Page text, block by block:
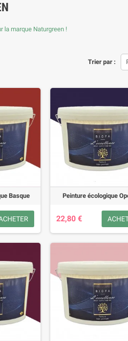
la marque Naturgreen !
Trier par :
Basque Peinture écologique
22,80 €